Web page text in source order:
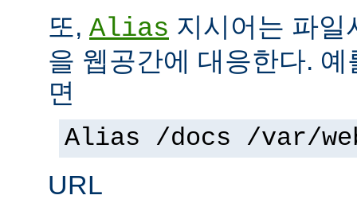
또, Alias 지시어는 파일
을 웹공간에 대응한다.
면
Alias /docs /var/
URL